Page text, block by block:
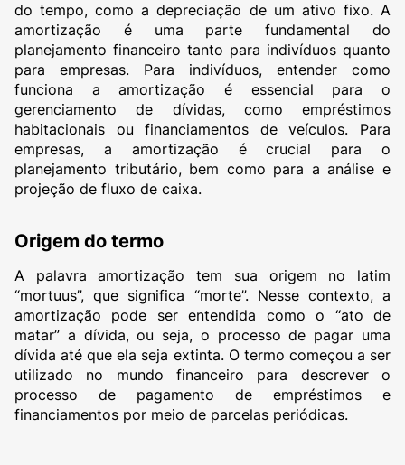
do tempo, como a depreciação de um ativo fixo. A
amortização é uma parte fundamental do
planejamento financeiro tanto para indivíduos quanto
para empresas. Para indivíduos, entender como
funciona a amortização é essencial para o
gerenciamento de dívidas, como empréstimos
habitacionais ou financiamentos de veículos. Para
empresas, a amortização é crucial para o
planejamento tributário, bem como para a análise e
projeção de fluxo de caixa.
Origem do termo
A palavra amortização tem sua origem no latim
“mortuus”, que significa “morte”. Nesse contexto, a
amortização pode ser entendida como o “ato de
matar” a dívida, ou seja, o processo de pagar uma
dívida até que ela seja extinta. O termo começou a ser
utilizado no mundo financeiro para descrever o
processo de pagamento de empréstimos e
financiamentos por meio de parcelas periódicas.